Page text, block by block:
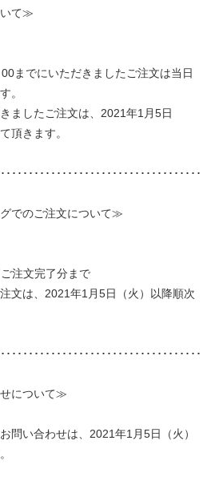
いて≫
までにいただきましたご注文は当日
。
ましたご注文は、2021年1月5日
頂きます。
･･･････････････････････････････････
でのご注文について≫
注文完了分まで
文は、2021年1月5日（火）以降順次
･･･････････････････････････････････
について≫
問い合わせは、2021年1月5日（火）